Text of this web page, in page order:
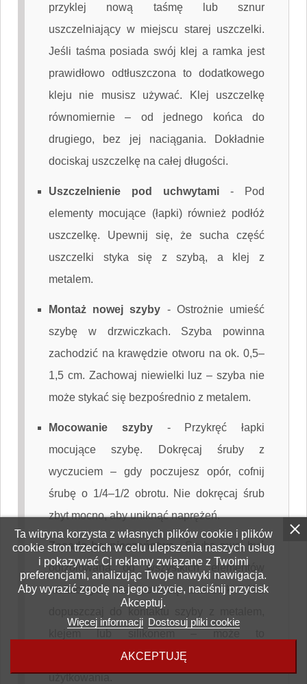
Ta witryna korzysta z własnych plików cookie i plików
cookie stron trzecich w celu ulepszenia naszych usług
i pokazywać Ci reklamy związane z Twoimi
preferencjami, analizując Twoje nawyki nawigacja.
Aby wyrazić zgodę na jego użycie, naciśnij przycisk
Akceptuj.
Więcej informacji Dostosuj pliki cookie
AKCEPTUJĘ
przyklej nową taśmę lub sznur
uszczelniający w miejscu starej uszczelki.
Jeśli taśma posiada swój klej a ramka jest
prawidłowo odtłuszczona to dodatkowego
kleju nie musisz używać. Klej uszczelkę
równomiernie – od jednego końca do
drugiego, bez jej naciągania. Dokładnie
dociskaj uszczelkę na całej długości.
Uszczelnienie pod uchwytami -
Pod
elementy mocujące (łapki) również podłóż
uszczelkę. Upewnij się, że sucha część
uszczelki styka się z szybą, a klej z
metalem.
Montaż nowej szyby - Ostrożnie umieść
szybę w drzwiczkach. Szyba powinna
zachodzić na krawędzie otworu na ok. 0,5–
1,5 cm. Zachowaj niewielki luz – szyba nie
może stykać się bezpośrednio z metalem.
Mocowanie szyby-
Przykręć łapki
mocujące szybę. Dokręcaj śruby z
wyczuciem – gdy poczujesz opór, cofnij
śrubę o 1/4–1/2 obrotu. Nie dokręcaj śrub
zbyt mocno, aby uniknąć naprężeń.
Zasada bezpieczeństwa-Szyba musi być
odizolowana od wszystkich elementów
metalowych za pomocą uszczelki. Nie
dopuszczaj do kontaktu szyby z metalem,
spowodować jej pęknięcie podczas
użytkowania.